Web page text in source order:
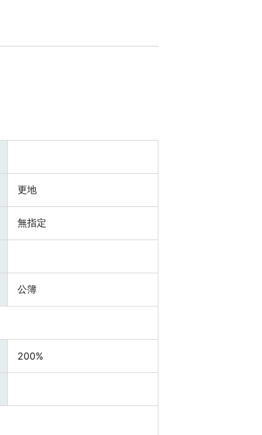
更地
無指定
公簿
200%